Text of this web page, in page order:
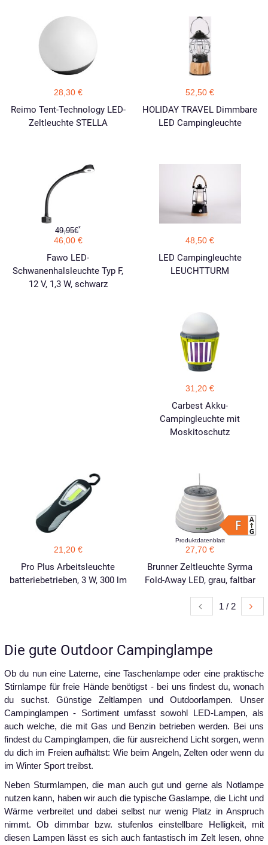
28,30 €
Reimo Tent-Technology LED-
Zeltleuchte STELLA
52,50 €
HOLIDAY TRAVEL Dimmbare
LED Campingleuchte
49,95€*
46,00 €
Fawo LED-
Schwanenhalsleuchte Typ F,
12 V, 1,3 W, schwarz
48,50 €
LED Campingleuchte
LEUCHTTURM
31,20 €
Carbest Akku-
Campingleuchte mit
Moskitoschutz
21,20 €
Pro Plus Arbeitsleuchte
batteriebetrieben, 3 W, 300 lm
Produktdatenblatt
27,70 €
Brunner Zeltleuchte Syrma
Fold-Away LED, grau, faltbar
1 / 2
Die gute Outdoor Campinglampe
Ob du nun eine Laterne, eine Taschenlampe oder eine praktische
Stirnlampe für freie Hände benötigst - bei uns findest du, wonach
du suchst. Günstige Zeltlampen und Outdoorlampen. Unser
Campinglampen - Sortiment umfasst sowohl LED-Lampen, als
auch welche, die mit Gas und Benzin betrieben werden. Bei uns
findest du Campinglampen, die für ausreichend Licht sorgen, wenn
du dich im Freien aufhältst: Wie beim Angeln, Zelten oder wenn du
im Winter Sport treibst.
Neben Sturmlampen, die man auch gut und gerne als Notlampe
nutzen kann, haben wir auch die typische Gaslampe, die Licht und
Wärme verbreitet und dabei selbst nur wenig Platz in Anspruch
nimmt. Ob dimmbar bzw. stufenlos einstellbare Helligkeit, mit
diesen Lampen lässt es sich auch fantastisch im Zelt lesen, ohne